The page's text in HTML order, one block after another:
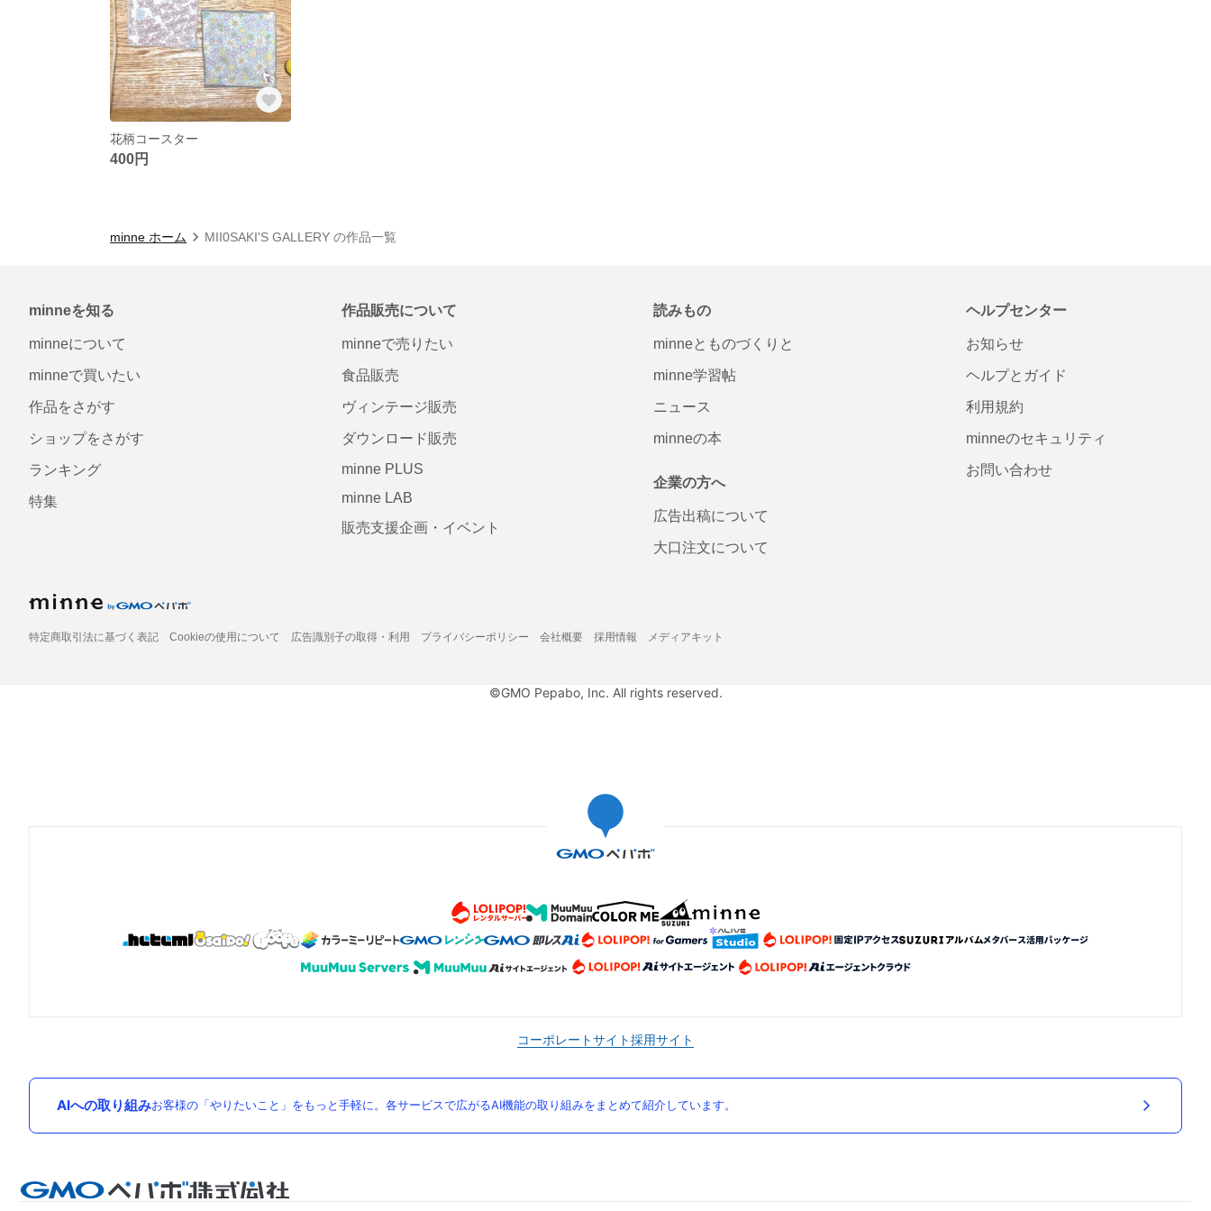
花柄コースター
400円
minne ホーム MII0SAKI'S GALLERY の作品一覧
minneを知る
minneについて
minneで買いたい
作品をさがす
ショップをさがす
ランキング
特集
作品販売について
minneで売りたい
食品販売
ヴィンテージ販売
ダウンロード販売
minne PLUS
minne LAB
販売支援企画・イベント
読みもの
minneとものづくりと
minne学習帖
ニュース
minneの本
企業の方へ
広告出稿について
大口注文について
ヘルプセンター
お知らせ
ヘルプとガイド
利用規約
minneのセキュリティ
お問い合わせ
特定商取引法に基づく表記 Cookieの使用について 広告識別子の取得・利用 プライバシーポリシー 会社概要 採用情報 メディアキット
©GMO Pepabo, Inc. All rights reserved.
コーポレートサイト採用サイト
AIへの取り組みお客様の「やりたいこと」をもっと手軽に。各サービスで広がるAI機能の取り組みをまとめて紹介しています。